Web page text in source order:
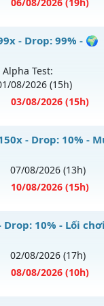
event cả ngày,
chủLong Kiếm
- Drop: 99% - 🌍
Alpha Test:
08/2026 (15h)
03/08/2026 (15h)
muhoalong.pro
https://
- Drop: 10% -
07/08/2026 (13h)
10/08/2026 (15h)
- CÀY CUỐC PK
chủThánh Nữ vào
Drop: 10% - Lối
02/08/2026 (17h)
08/08/2026 (10h)